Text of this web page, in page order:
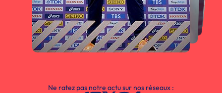
Ne ratez pas notre actu sur nos réseaux :